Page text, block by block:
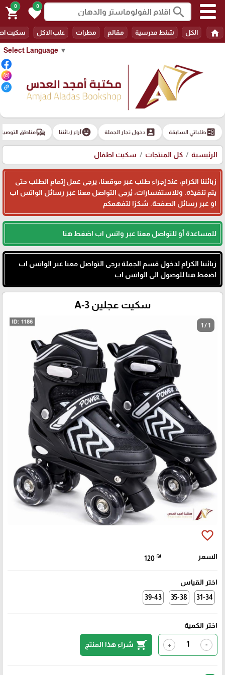
Select Language ▼
search
0
favorite
0
shopping_cart
home الكل شنط مدرسية مقالم مطرات علب الاكل سكيت
ballotطلباتي السابقة account_boxدخول تجار الجملة emoji_emotionsآراء زبائننا commuteمناطق
الرئيسية كل المنتجات سكيت اطفال
زبائننا الكرام، عند إجراء طلب عبر موقعنا، يرجى عمل إتمام الطلب حتى
يتم تنفيذه. وللاستفسارات، يُرجى التواصل معنا عبر رسائل الواتس اب
او عبر رسائل الصفحة. شكرًا لتفهمكم
للمساعدة أو للتواصل معنا عبر واتس اب اضغط هنا
زبائننا الكرام لدخول قسم الجملة يرجى التواصل معنا عبر الواتس اب
اضغط هنا للوصول الى الواتس اب
سكيت عجلين A-3
1 / 1
favorite_border
السعر 120 ₪
اختر القياس
31-34
35-38
39-43
اختر الكمية
-
+
shopping_cart شراء هذا المنتج